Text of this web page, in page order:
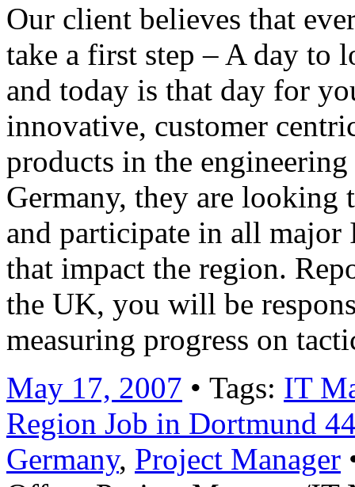
Our client believes that
take a first step – A day to
and today is that day for
innovative, customer
products in the
Germany, they are looking
and participate in all
that impact the region.
the UK, you will be
measuring progress on
May 17, 2007 • Tags: IT
Region Job in Dortmund
Germany, Project Manager